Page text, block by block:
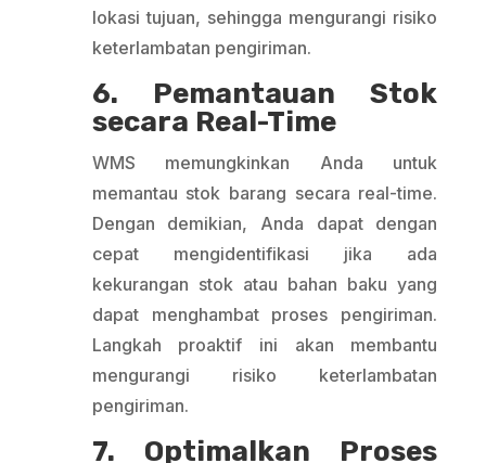
lokasi tujuan, sehingga mengurangi risiko
keterlambatan pengiriman.
6. Pemantauan Stok
secara Real-Time
WMS memungkinkan Anda untuk
memantau stok barang secara real-time.
Dengan demikian, Anda dapat dengan
cepat mengidentifikasi jika ada
kekurangan stok atau bahan baku yang
dapat menghambat proses pengiriman.
Langkah proaktif ini akan membantu
mengurangi risiko keterlambatan
pengiriman.
7. Optimalkan Proses